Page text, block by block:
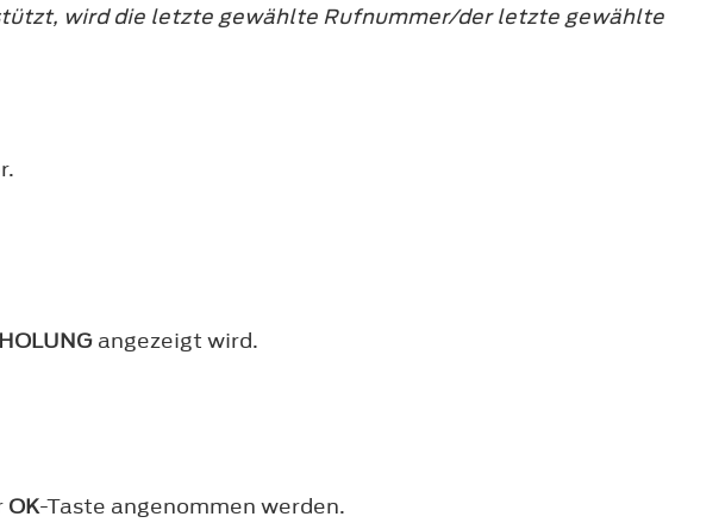
wird die letzte gewählte Rufnummer/der letzte gewählte
angezeigt wird.
OK-Taste angenommen werden.